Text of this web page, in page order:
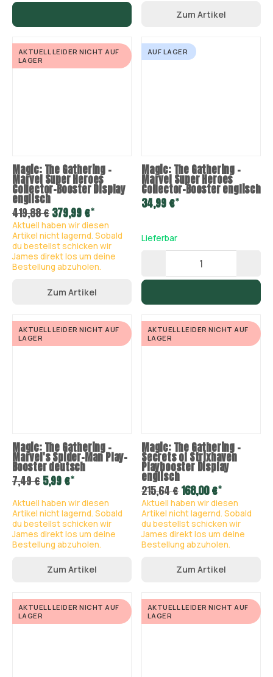
Zum Artikel
AKTUELL LEIDER NICHT AUF
LAGER
Magic: The Gathering –
Marvel Super Heroes
Collector-Booster Display
englisch
419,88 €379,99 €*
Aktuell haben wir diesen
Artikel nicht lagernd. Sobald
du bestellst schicken wir
James direkt los um deine
Bestellung abzuholen.
Zum Artikel
AUF LAGER
Magic: The Gathering –
Marvel Super Heroes
Collector-Booster englisch
34,99 €*
Lieferbar
AKTUELL LEIDER NICHT AUF
LAGER
Magic: The Gathering –
Marvel's Spider-Man Play-
Booster deutsch
7,49 €5,99 €*
Aktuell haben wir diesen
Artikel nicht lagernd. Sobald
du bestellst schicken wir
James direkt los um deine
Bestellung abzuholen.
Zum Artikel
AKTUELL LEIDER NICHT AUF
LAGER
Magic: The Gathering –
Secrets of Strixhaven
Playbooster Display
englisch
215,64 €168,00 €*
Aktuell haben wir diesen
Artikel nicht lagernd. Sobald
du bestellst schicken wir
James direkt los um deine
Bestellung abzuholen.
Zum Artikel
AKTUELL LEIDER NICHT AUF
LAGER
AKTUELL LEIDER NICHT AUF
LAGER